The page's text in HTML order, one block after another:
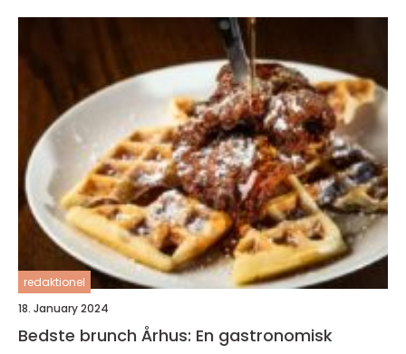
redaktionel
18. January 2024
Bedste brunch Århus: En gastronomisk